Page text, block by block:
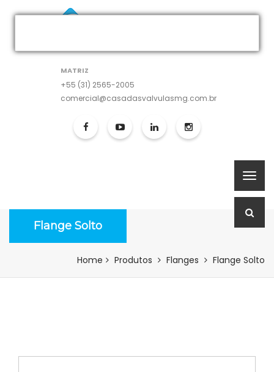
MATRIZ
+55 (31) 2565-2005
comercial@casadasvalvulasmg.com.br
Flange Solto
Home Produtos Flanges Flange Solto